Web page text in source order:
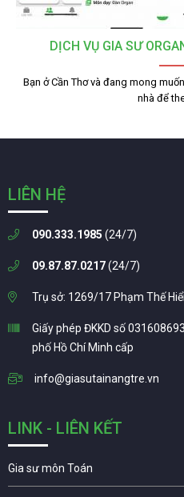
DỊCH VỤ GIA SƯ
Bạn ở Cần Thơ và đang mong
nhà để
LIÊN HỆ
090.333.1985 (24/7)
09.87.87.0217(24/7)
Trụ sở: 1269/17 Phạm Thế
Giấy phép ĐKKD số
phố Hồ Chí Minh cấp
info@giasutainangtre.vn
LINK - LIÊN KẾT
Gia sư môn Toán